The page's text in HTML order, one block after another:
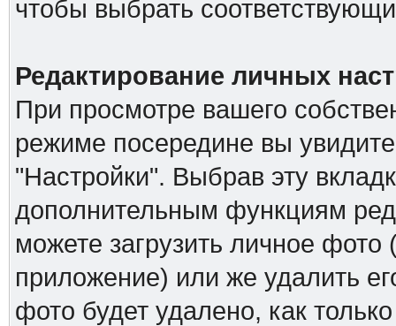
чтобы выбрать
Редактирование личных
При просмотре вашего
режиме посередине вы
"Настройки". Выбрав эту
дополнительным функциям
можете загрузить личное
приложение) или же удалить
фото будет удалено, как